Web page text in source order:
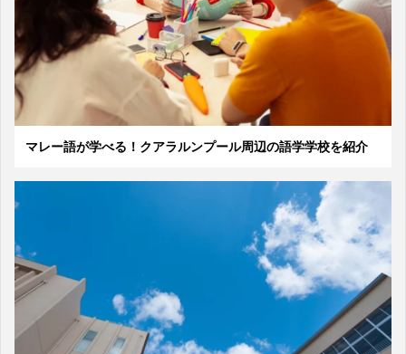
マレー語が学べる！クアラルンプール周辺の語学学校を紹介